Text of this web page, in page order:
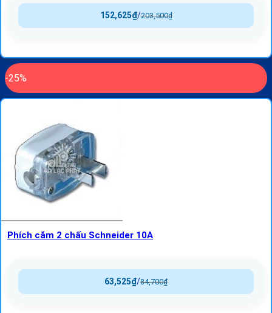
203,500₫
/
152,625₫
-25%
Phích cắm 2 chấu Schneider 10A
84,700₫
/
63,525₫